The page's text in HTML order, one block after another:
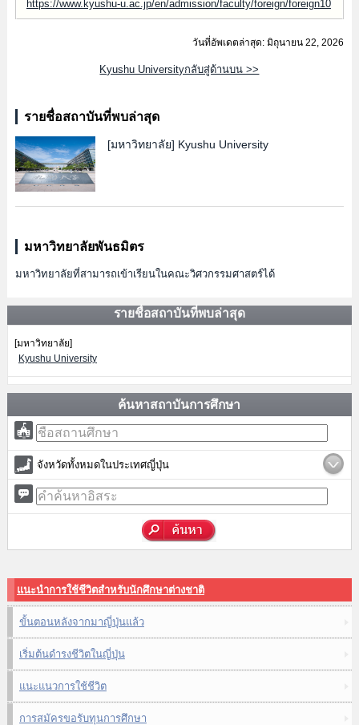
https://www.kyushu-u.ac.jp/en/admission/faculty/foreign/foreign10
วันที่อัพเดตล่าสุด: มิถุนายน 22, 2026
Kyushu Universityกลับสู่ด้านบน >>
รายชื่อสถาบันที่พบล่าสุด
[มหาวิทยาลัย] Kyushu University
มหาวิทยาลัยพันธมิตร
มหาวิทยาลัยที่สามารถเข้าเรียนในคณะวิศวกรรมศาสตร์ได้
รายชื่อสถาบันที่พบล่าสุด
[มหาวิทยาลัย]
Kyushu University
ค้นหาสถาบันการศึกษา
จังหวัดทั้งหมดในประเทศญี่ปุ่น
แนะนำการใช้ชีวิตสำหรับนักศึกษาต่างชาติ
ขั้นตอนหลังจากมาญี่ปุ่นแล้ว
เริ่มต้นดำรงชีวิตในญี่ปุ่น
แนะแนวการใช้ชีวิต
การสมัครขอรับทุนการศึกษา